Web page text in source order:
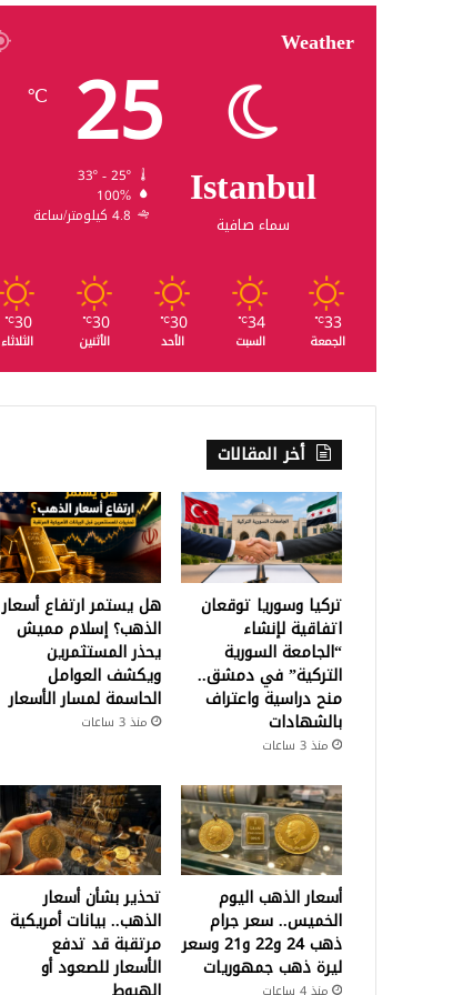
Weather
Istanbul
سماء صافية
25
℃
33º - 25º
100%
4.8 كيلومتر/ساعة
33
℃
الجمعة
34
℃
السبت
30
℃
الأحد
30
℃
الأثنين
30
℃
الثلاثاء
أخر المقالات
تركيا وسوريا توقعان
اتفاقية لإنشاء
“الجامعة السورية
التركية” في دمشق..
منح دراسية واعتراف
بالشهادات
منذ 3 ساعات
هل يستمر ارتفاع أسعار
الذهب؟ إسلام مميش
يحذر المستثمرين
ويكشف العوامل
الحاسمة لمسار الأسعار
منذ 3 ساعات
أسعار الذهب اليوم
الخميس.. سعر جرام
ذهب 24 و22 و21 وسعر
ليرة ذهب جمهوريات
تحذير بشأن أسعار
الذهب.. بيانات أمريكية
مرتقبة قد تدفع
الأسعار للصعود أو